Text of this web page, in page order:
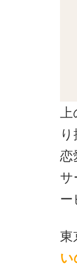
恋
サ
ー
東